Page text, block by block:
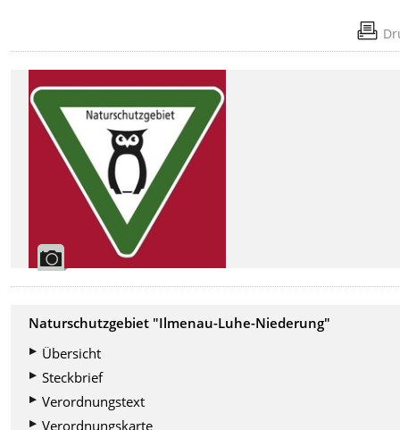
Naturschutzgebiet "Ilmenau-Luhe-Niederung"
Übersicht
Steckbrief
Verordnungstext
Verordnungskarte